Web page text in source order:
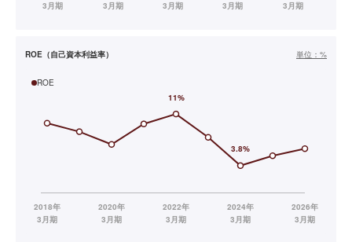
ROE（自己資本利益率） 単位： %
ROE